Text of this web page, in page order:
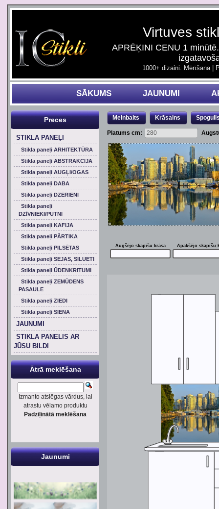
Virtuves
APRĒĶINI CENU 1
1000+ dizaini. Mērīšana |
SĀKUMS JAUNUMI
Melnbalts Krāsains
Platums cm:
Augšējo skapīšu krāsa Apakšējo skapīšu
Preces
STIKLA PANEĻI
Stikla paneļi ARHITEKTŪRA
Stikla paneļi ABSTRAKCIJA
Stikla paneļi AUGĻI/OGAS
Stikla paneļi DABA
Stikla paneļi DZĒRIENI
Stikla paneļi
DZĪVNIEKI/PUTNI
Stikla paneļi KAFIJA
Stikla paneļi PĀRTIKA
Stikla paneļi PILSĒTAS
Stikla paneļi SEJAS, SILUETI
Stikla paneļi ŪDENKRITUMI
Stikla paneļi ZEMŪDENS
PASAULE
Stikla paneļi ZIEDI
Stikla paneļi SIENA
JAUNUMI
STIKLA PANELIS AR
JŪSU BILDI
Ātrā meklēšana
Izmanto atslēgas vārdus, lai
atrastu vēlamo produktu
Padziļinātā meklēšana
Jaunumi